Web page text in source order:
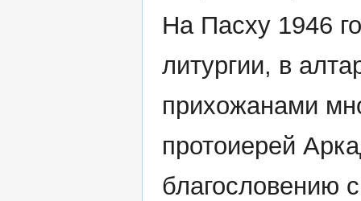
На Пасху 1946
литургии, в
прихожанами
протоиерей
благословению